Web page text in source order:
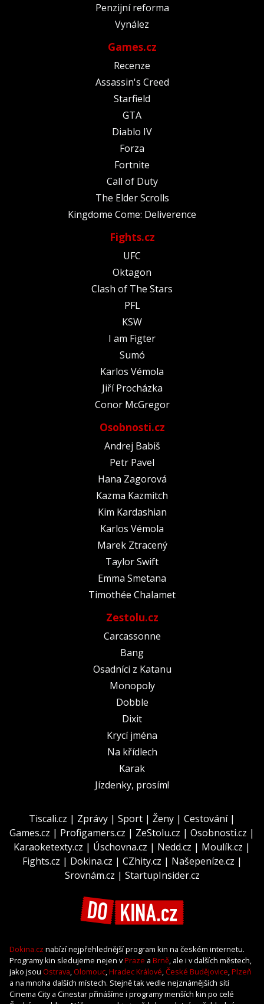
Penzijní reforma
Vynález
Games.cz
Recenze
Assassin's Creed
Starfield
GTA
Diablo IV
Forza
Fortnite
Call of Duty
The Elder Scrolls
Kingdome Come: Deliverence
Fights.cz
UFC
Oktagon
Clash of The Stars
PFL
KSW
I am Figter
Sumó
Karlos Vémola
Jiří Procházka
Conor McGregor
Osobnosti.cz
Andrej Babiš
Petr Pavel
Hana Zagorová
Kazma Kazmitch
Kim Kardashian
Karlos Vémola
Marek Ztracený
Taylor Swift
Emma Smetana
Timothée Chalamet
Zestolu.cz
Carcassonne
Bang
Osadníci z Katanu
Monopoly
Dobble
Dixit
Krycí jména
Na křídlech
Karak
Jízdenky, prosím!
Tiscali.cz | Zprávy | Sport | Ženy | Cestování|
Games.cz | Profigamers.cz | ZeStolu.cz | Osobnosti.cz |
Karaoketexty.cz | Úschovna.cz | Nedd.cz | Moulík.cz |
Fights.cz | Dokina.cz | CZhity.cz | Našepeníze.cz |
Srovnám.cz | StartupInsider.cz
Dokina.cz nabízí nejpřehlednější program kin na českém internetu.
Programy kin sledujeme nejen vPraze a Brně, ale i v dalších městech,
jako jsou Ostrava, Olomouc,Hradec Králové,České Budějovice,Plzeň
a na mnoha dalších místech. Stejně tak vedle nejznámějších sítí
Cinema City a Cinestar přinášíme i programy menších kin po celé